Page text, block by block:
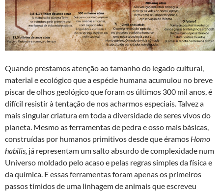
Quando prestamos atenção ao tamanho do legado cultural,
material e ecológico que a espécie humana acumulou no breve
piscar de olhos geológico que foram os últimos 300 mil anos, é
difícil resistir à tentação de nos acharmos especiais. Talvez a
mais singular criatura em toda a diversidade de seres vivos do
planeta. Mesmo as ferramentas de pedra e osso mais básicas,
construídas por humanos primitivos desde que éramos Homo
habilis, já representam um salto absurdo de complexidade num
Universo moldado pelo acaso e pelas regras simples da física e
da química. E essas ferramentas foram apenas os primeiros
passos tímidos de uma linhagem de animais que escreveu